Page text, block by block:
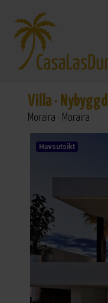
Villa · Nybyggd
Moraira · Moraira
Havsutsikt